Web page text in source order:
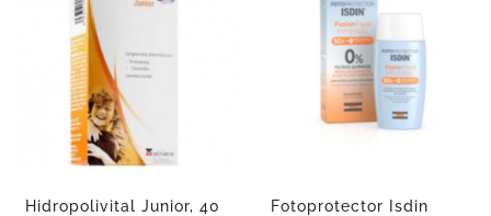
Hidropolivital Junior, 40
Fotoprotector Isdin